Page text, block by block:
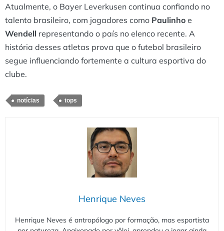
Atualmente, o Bayer Leverkusen continua confiando no
talento brasileiro, com jogadores como Paulinho e
Wendell representando o país no elenco recente. A
história desses atletas prova que o futebol brasileiro
segue influenciando fortemente a cultura esportiva do
clube.
notícias tops
Henrique Neves
Henrique Neves é antropólogo por formação, mas esportista